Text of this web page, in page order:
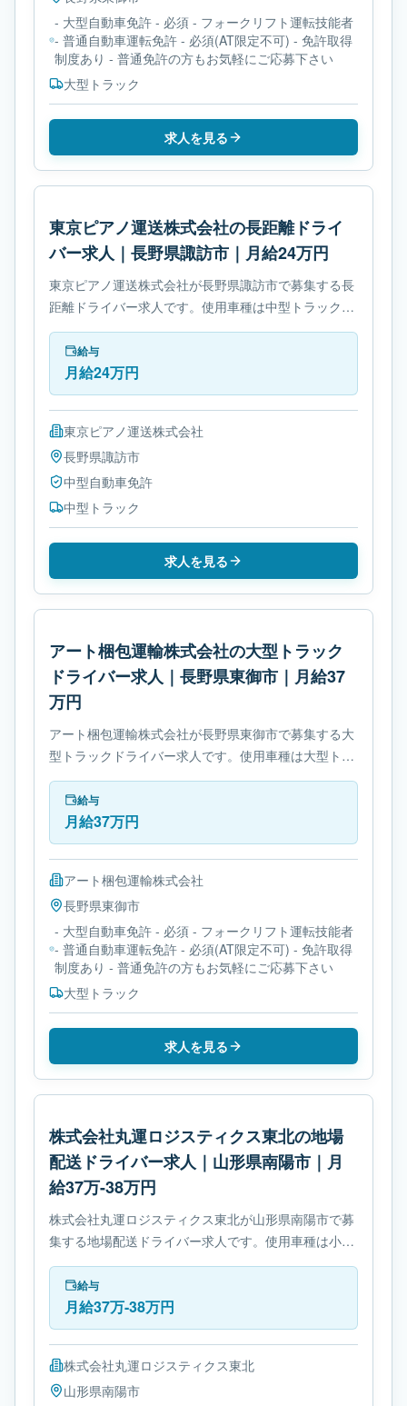
- 大型自動車免許 - 必須 - フォークリフト運転技能者
- 普通自動車運転免許 - 必須(AT限定不可) - 免許取得
制度あり - 普通免許の方もお気軽にご応募下さい
大型トラック
求人を見る
東京ピアノ運送株式会社の長距離ドライ
バー求人｜長野県諏訪市｜月給24万円
東京ピアノ運送株式会社が長野県諏訪市で募集する長
距離ドライバー求人です。使用車種は中型トラックで
す。勤務時間は- 変形労働時間制です。必要免許は中
型自動車免許です。
給与
月給24万円
東京ピアノ運送株式会社
長野県諏訪市
中型自動車免許
中型トラック
求人を見る
アート梱包運輸株式会社の大型トラック
ドライバー求人｜長野県東御市｜月給37
万円
アート梱包運輸株式会社が長野県東御市で募集する大
型トラックドライバー求人です。使用車種は大型トラ
ックです。勤務時間は- 変形労働時間制です。必要免
許は- 大型自動車免許です。
給与
月給37万円
アート梱包運輸株式会社
長野県東御市
- 大型自動車免許 - 必須 - フォークリフト運転技能者
- 普通自動車運転免許 - 必須(AT限定不可) - 免許取得
制度あり - 普通免許の方もお気軽にご応募下さい
大型トラック
求人を見る
株式会社丸運ロジスティクス東北の地場
配送ドライバー求人｜山形県南陽市｜月
給37万-38万円
株式会社丸運ロジスティクス東北が山形県南陽市で募
集する地場配送ドライバー求人です。使用車種は小型
トラックです。必要免許は- フォークリフト運転技能
者です。
給与
月給37万-38万円
株式会社丸運ロジスティクス東北
山形県南陽市